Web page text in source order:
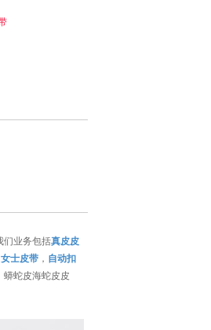
们业务包括真皮皮
女士皮带， 自动扣
蟒蛇皮海蛇皮皮